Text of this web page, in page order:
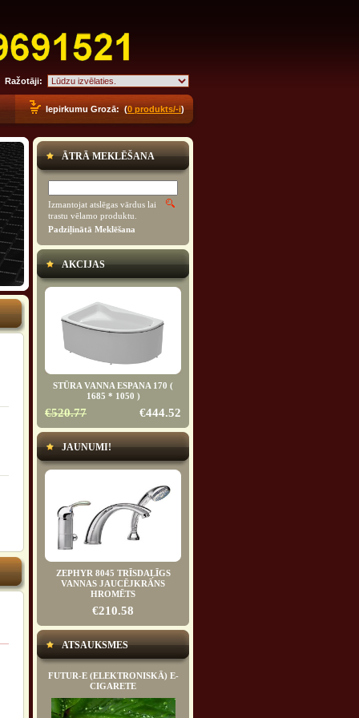
Ražotāji:
Iepirkumu Grozā: (0 produkts/-i)
ĀTRĀ MEKLĒŠANA
Izmantojat atslēgas vārdus lai
trastu vēlamo produktu.
Padziļinātā Meklēšana
AKCIJAS
STŪRA VANNA ESPANA 170 (
1685 * 1050 )
€520.77 €444.52
JAUNUMI!
ZEPHYR 8045 TRĪSDAĻĪGS
VANNAS JAUCĒJKRĀNS
HROMĒTS
€210.58
ATSAUKSMES
FUTUR-E (ELEKTRONISKĀ) E-
CIGARETE